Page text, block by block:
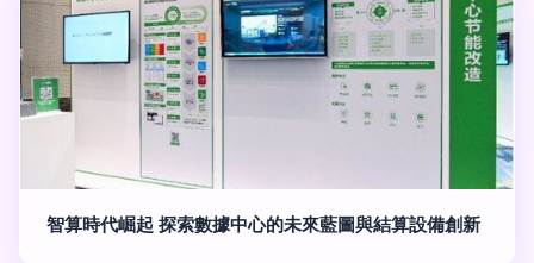
智算時代崛起 探索數據中心的未來藍圖與結算設備創新